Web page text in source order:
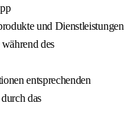
und Dienstleistungen
des
entsprechenden
das